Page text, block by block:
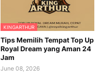
KINGARTHUR
Tips Memilih Tempat Top Up
Royal Dream yang Aman 24
Jam
June 08, 2026